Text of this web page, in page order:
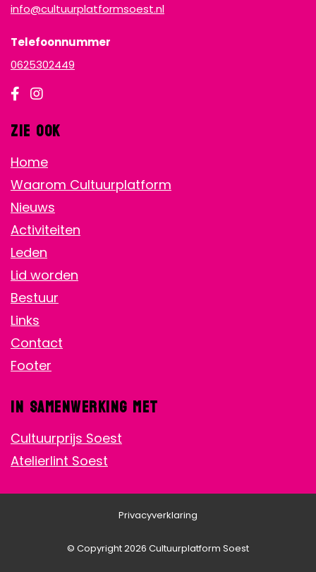
info@cultuurplatformsoest.nl
Telefoonnummer
0625302449
Zie ook
Home
Waarom Cultuurplatform
Nieuws
Activiteiten
Leden
Lid worden
Bestuur
Links
Contact
Footer
In samenwerking met
Cultuurprijs Soest
Atelierlint Soest
Privacyverklaring
© Copyright 2026 Cultuurplatform Soest